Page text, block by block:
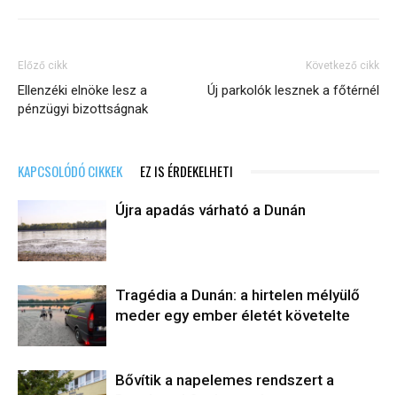
Előző cikk
Ellenzéki elnöke lesz a
pénzügyi bizottságnak
Következő cikk
Új parkolók lesznek a főtérnél
KAPCSOLÓDÓ CIKKEK EZ IS ÉRDEKELHETI
Újra apadás várható a Dunán
Tragédia a Dunán: a hirtelen mélyülő
meder egy ember életét követelte
Bővítik a napelemes rendszert a